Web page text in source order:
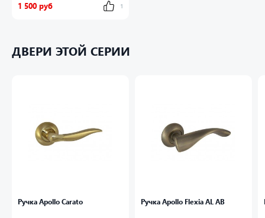
1 500 руб 1
ДВЕРИ ЭТОЙ СЕРИИ
Ручка Apollo Carato Ручка Apollo Flexia AL AB